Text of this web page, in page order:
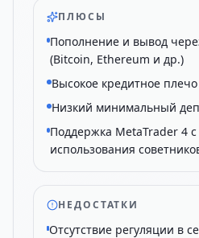
ПЛЮСЫ
Пополнение и вывод
(Bitcoin, Ethereum и др.)
Высокое кредитное
Низкий минимальный
Поддержка MetaTrader 4
использования
НЕДОСТАТКИ
Отсутствие регуляции в